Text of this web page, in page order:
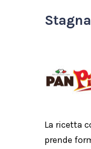
La ricetta
prende